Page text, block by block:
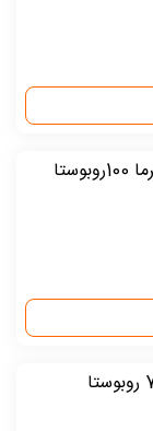
قهوه یک کیلویی سوپر کرما 100روبوستا